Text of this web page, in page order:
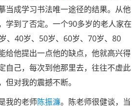
当成学习书法唯一途径的结果。从他
学到了否定。一个90多岁的老人家在
、40岁、50岁、60岁、70岁、80
给他提出一点他的缺点，他就高兴得
自己，每次到他那里去，往往不虚此
对我的震撼不断。
我的老师陈振濂。 陈老师很健谈，当